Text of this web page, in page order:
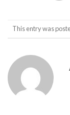
This entry was